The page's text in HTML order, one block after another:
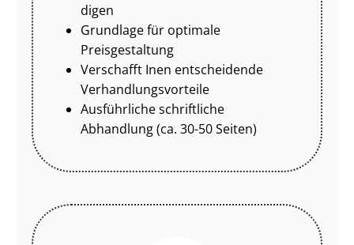
di­gen
Grundlage für optimale
Preisgestaltung
Verschafft Inen entscheidende
Ver­hand­lungs­vor­tei­le
Ausführliche schriftliche
Abhandlung (ca. 30-50 Seiten)